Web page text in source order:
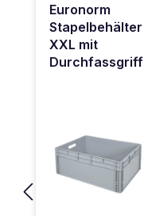
Euronorm
Stapelbehälter
XXL mit
Durchfassgriff